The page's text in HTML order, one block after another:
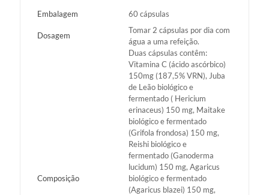
Embalagem 60 cápsulas
Dosagem
Tomar 2 cápsulas por dia com
água a uma refeição.
Composição
Duas cápsulas contêm:
Vitamina C (ácido ascórbico)
150mg (187,5% VRN), Juba
de Leão biológico e
fermentado ( Hericium
erinaceus) 150 mg, Maitake
biológico e fermentado
(Grifola frondosa) 150 mg,
Reishi biológico e
fermentado (Ganoderma
lucidum) 150 mg, Agaricus
biológico e fermentado
(Agaricus blazei) 150 mg,